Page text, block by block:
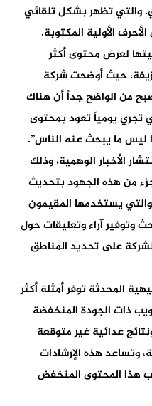
والتي تظهر بشكل تلقائي
الأولية المكتوبة.
لعرض محتوى أكثر
حيث أوضحت شركة
من الواضح جداً أن هناك
تجري يومياً تعود بمحتوى
ما يبحث عنه الناس”.
الأخبار الوهمية، وذلك
من هذه الجهود بتحديث
يستخدمها المقيمون
وتوفير آراء وتعليقات حول
على تحديد المناطق
المحدثة توفر أمثلة أكثر
ذات الجودة المنخفضة
عدائية غير متوقعة
وتساعد هذه الإرشادات
هذا المحتوى المنخفض